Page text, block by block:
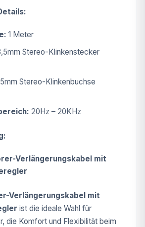
1 Meter
Stereo-Klinkenstecker
Stereo-Klinkenbuchse
20Hz – 20KHz
Verlängerungskabel mit
Verlängerungskabel mit
ist die ideale Wahl für
die Komfort und Flexibilität beim